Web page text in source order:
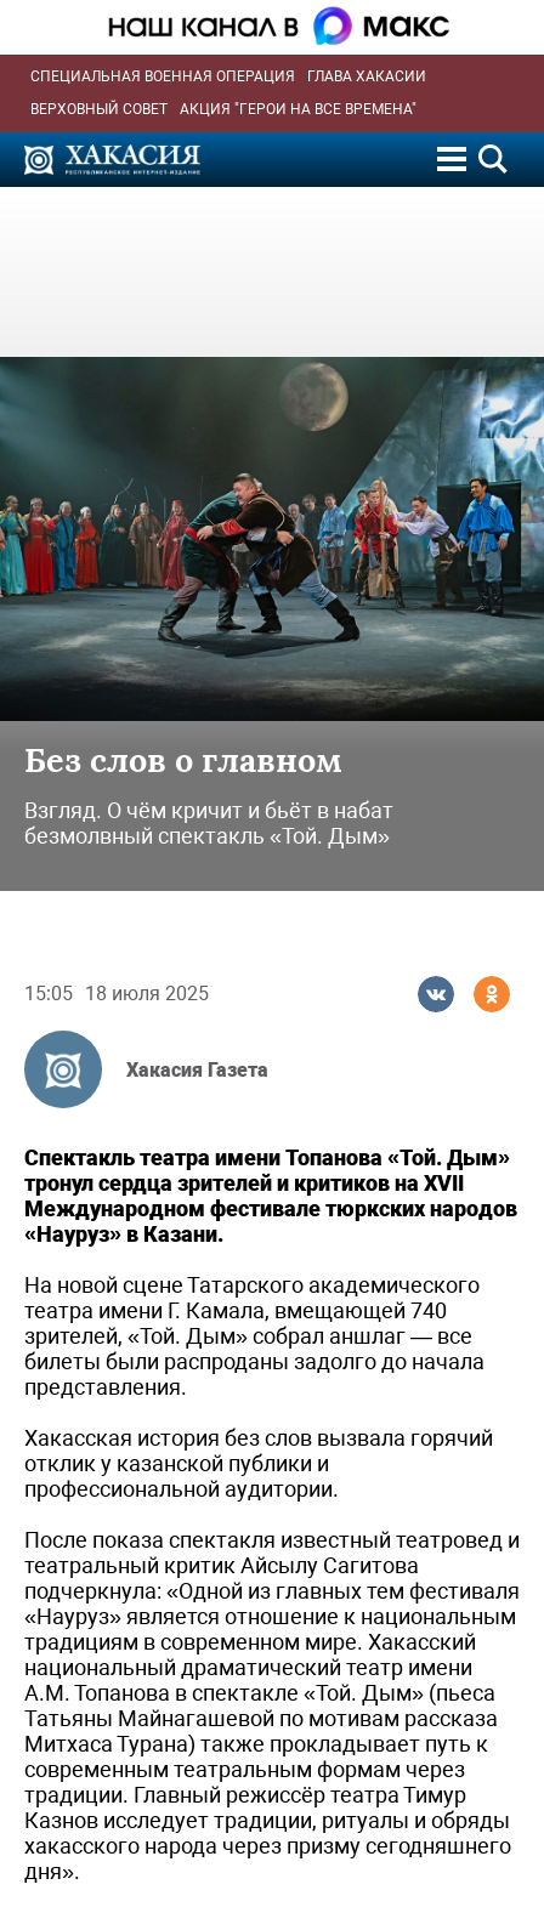
СПЕЦИАЛЬНАЯ ВОЕННАЯ ОПЕРАЦИЯ
ГЛАВА ХАКАСИИ
ВЕРХОВНЫЙ СОВЕТ
АКЦИЯ "ГЕРОИ НА ВСЕ ВРЕМЕНА"
Без слов о главном
Взгляд. О чём кричит и бьёт в набат
безмолвный спектакль «Той. Дым»
15:05 18 июля 2025
Хакасия Газета
Спектакль театра имени Топанова «Той. Дым»
тронул сердца зрителей и критиков на XVII
Международном фестивале тюркских народов
«Науруз» в Казани.
На новой сцене Татарского академического
театра имени Г. Камала, вмещающей 740
зрителей, «Той. Дым» собрал аншлаг — все
билеты были распроданы задолго до начала
представления.
Хакасская история без слов вызвала горячий
отклик у казанской публики и
профессиональной аудитории.
После показа спектакля известный театровед и
театральный критик Айсылу Сагитова
подчеркнула: «Одной из главных тем фестиваля
«Науруз» является отношение к национальным
традициям в современном мире. Хакасский
национальный драматический театр имени
А.М. Топанова в спектакле «Той. Дым» (пьеса
Татьяны Майнагашевой по мотивам рассказа
Митхаса Турана) также прокладывает путь к
современным театральным формам через
традиции. Главный режиссёр театра Тимур
Казнов исследует традиции, ритуалы и обряды
хакасского народа через призму сегодняшнего
дня».